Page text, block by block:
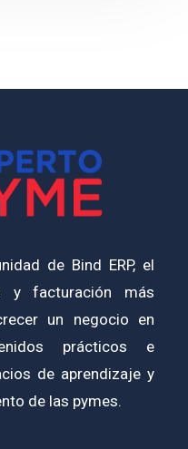
de Bind ERP, el
y facturación más
un negocio en
prácticos e
de aprendizaje y
de las pymes.